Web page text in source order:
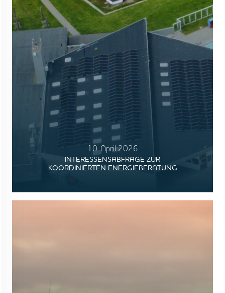
10. April 2026
INTERESSENSABFRAGE ZUR
KOORDINIERTEN ENERGIEBERATUNG